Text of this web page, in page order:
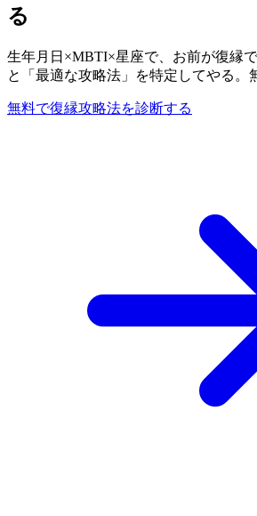
る
生年月日×MBTI×星座で、お前が復縁
と「最適な攻略法」を特定してやる。
無料で復縁攻略法を診断する